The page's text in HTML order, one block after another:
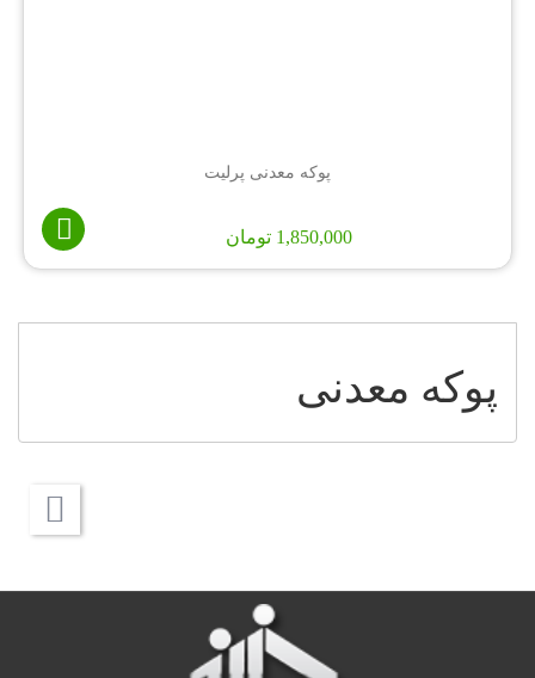
پوکه معدنی پرلیت
1,850,000 تومان
پوکه معدنی